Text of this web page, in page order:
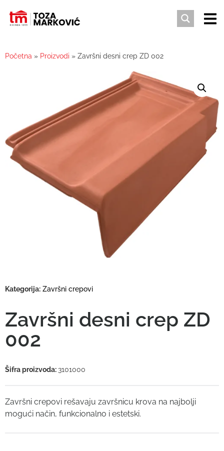
Početna » Proizvodi » Završni desni crep ZD 002
Kategorija: Završni crepovi
Završni desni crep ZD
002
Šifra proizvoda: 3101000
Završni crepovi rešavaju završnicu krova na najbolji
mogući način, funkcionalno i estetski.